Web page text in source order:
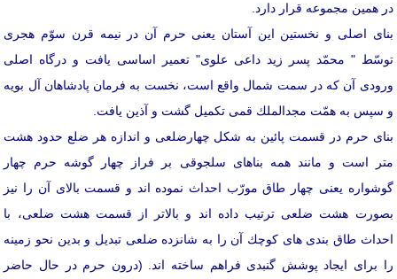
در همین مجموعه قرار دارد.
بنای اصلی و نخستین این آستان یعنی حرم آن در نیمه قرن سوّم هجری
توسّط " محمّد پسر زید داعی علوی" تعمیر اساسی یافت و درگاه اصلی
ورودی آن كه در سمت شمال واقع است، نخست به فرمان پادشاهان آل بویه
و سپس به همّت مجدالملك قمی تكمیل گشت و آذین یافت.
بنای حرم در قسمت پائین به شكل چهارضلعی و اندازه هر ضلع حدود هشت
متر است و مانند همه بناهای سلجوقی بر فراز چهار گوشه حرم چهار
گوشواره یعنی چهار طاق مورّب احداث نموده اند و قسمت بالای آن را نیز
بصورت هشت ضلعی ترتیب داده اند و بالاتر از قسمت هشت ضلعی، با
احداث طاق بندی های كوچك آن را به شانزده ضلعی تبدیل و بدین نحو زمینه
را برای ایجاد پوشش گنبدی فراهم ساخته اند. (درون حرم در حال حاضر